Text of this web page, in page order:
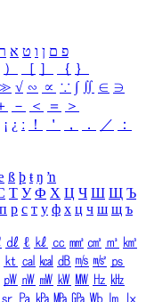
פ ם ן ו ט א ר
） ［ ］ ｛ ｝
√ ∽ ∝ ∵ ∫ ∬ ∈ ∋
－ ＜ ＝
＞
¡ ¿ ː ！ ＇ ， ． ／
：
ß þ ŧ ŋ ŉ
Т У Ф Х Ц Ч Ш Щ Ъ
п р с т у ф х ц ч ш щ ъ
㎗ ℓ ㎘ ㏄ ㎣ ㎤ ㎥ ㎦
㏏ ㎈ ㎉ ㏈ ㎧ ㎨ ㎰
㎺ ㎻ ㎽ ㎾ ㎿ ㎐ ㎑
㏛ ㎩ ㎪ ㎫ ㎬ ㏝ ㏐
㏓